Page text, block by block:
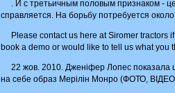
. И с третьичным половым признаком -
справляется. На борьбу потребуется
Please contact us here at Siromer tractors
book a demo or would like to tell us what you
22 жов. 2010. Дженіфер Лопес
на себе образ Мерілін Монро (ФОТО,